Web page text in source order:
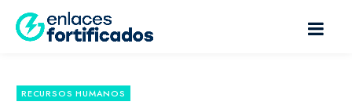
RECURSOS HUMANOS